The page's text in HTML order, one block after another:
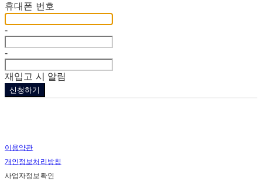
휴대폰 번호
-
-
재입고 시 알림
신청하기
이용약관
개인정보처리방침
사업자정보확인